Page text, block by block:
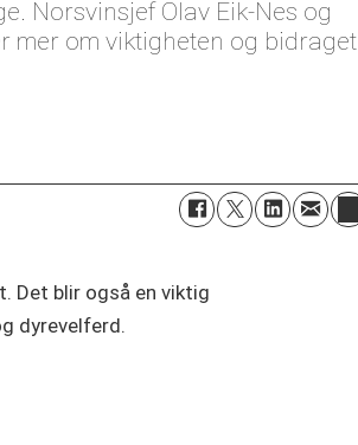
Norsvinsjef Olav Eik-Nes og
mer om viktigheten og bidraget
Det blir også en viktig
dyrevelferd.